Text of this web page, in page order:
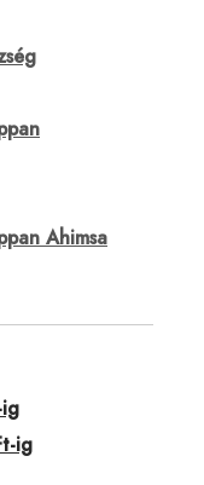
Ahimsa
ig